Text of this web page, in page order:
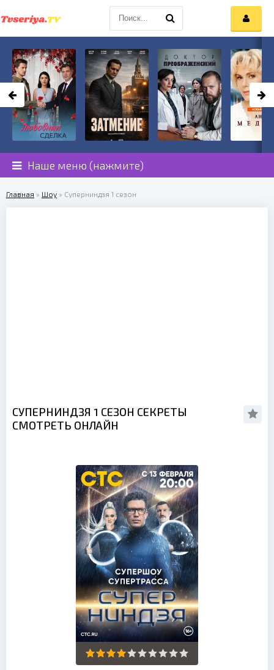
Наше меню (нажмите)
Главная » Шоу » Суперниндзя 1 сезон
СУПЕРНИНДЗЯ 1 СЕЗОН СЕКРЕТЫ
СМОТРЕТЬ ОНЛАЙН